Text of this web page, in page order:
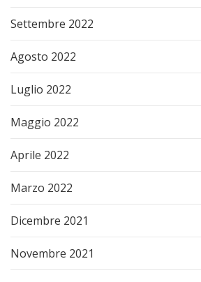
Settembre 2022
Agosto 2022
Luglio 2022
Maggio 2022
Aprile 2022
Marzo 2022
Dicembre 2021
Novembre 2021